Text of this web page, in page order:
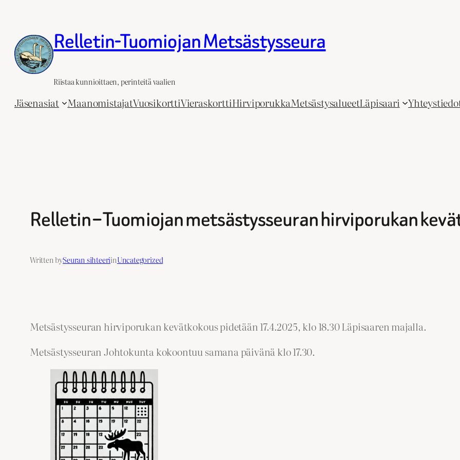
Relletin-Tuomiojan Metsästysseura
Riistaa kunnioittaen, perinteitä vaalien
Jäsenasiat MaanomistajatVuosikorttiVieraskorttiHirviporukkaMetsästysalueetLäpisaari
Relletin – Tuomiojan metsästysseuran hirviporukan
Written bySeuran sihteeriinUncategorized
Metsästysseuran hirviporukan kevätkokous pidetään 17.4.2025, klo 18.30 Läpisaaren majalla.
Metsästysseuran Johtokunta kokoontuu samana päivänä klo 17.30.